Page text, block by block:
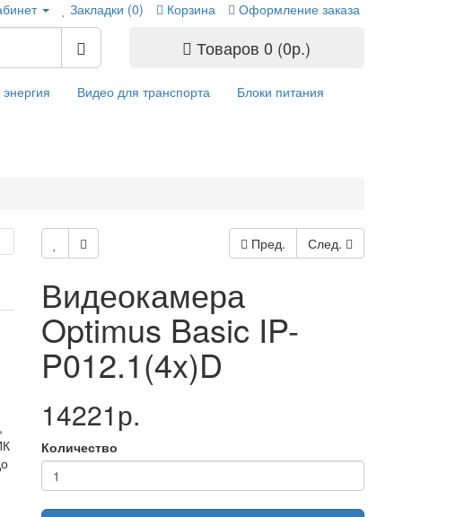
Закладки (0) Корзина Оформление заказа
Товаров 0 (0р.)
Видео для транспорта Блоки питания
Пред. След.
Видеокамера
Optimus Basic IP-
P012.1(4x)D
14221р.
Количество